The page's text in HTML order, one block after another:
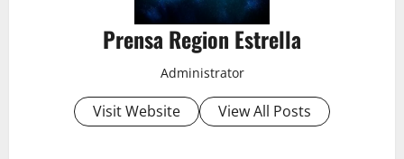
Prensa Region Estrella
Administrator
Visit Website View All Posts